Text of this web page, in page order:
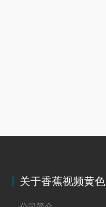
关于香蕉视频黄色